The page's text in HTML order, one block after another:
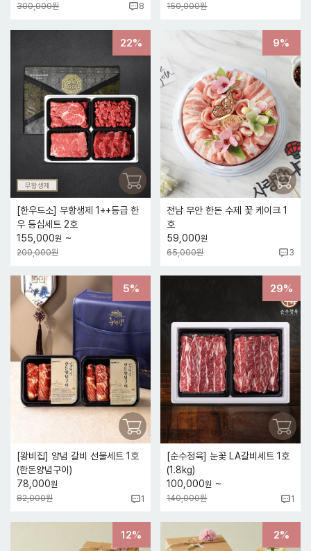
300,000원 8 150,000원
22%
무항생제
[한우드소] 무항생제 1++등급 한
우 등심세트 2호
155,000원 ~
200,000원
9%
전남 무안 한돈 수제 꽃 케이크 1
호
59,000원
65,000원
3
5%
[왕비집] 양념 갈비 선물세트 1호
(한돈양념구이)
78,000원
82,000원
1
29%
[순수정육] 눈꽃 LA갈비세트 1호
(1.8kg)
100,000원 ~
140,000원 1
12% 2%